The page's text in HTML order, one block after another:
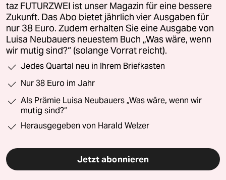
taz FUTURZWEI ist unser Magazin für eine bessere
Zukunft. Das Abo bietet jährlich vier Ausgaben für
nur 38 Euro. Zudem erhalten Sie eine Ausgabe von
Luisa Neubauers neuestem Buch „Was wäre, wenn
wir mutig sind?“ (solange Vorrat reicht).
Jedes Quartal neu in Ihrem Briefkasten
Nur 38 Euro im Jahr
Als Prämie Luisa Neubauers „Was wäre, wenn wir
mutig sind?“
Herausgegeben von Harald Welzer
Jetzt abonnieren